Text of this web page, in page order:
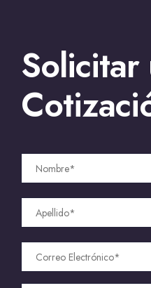
La mejor seguridad
Seguridad personal en San
Solicitar